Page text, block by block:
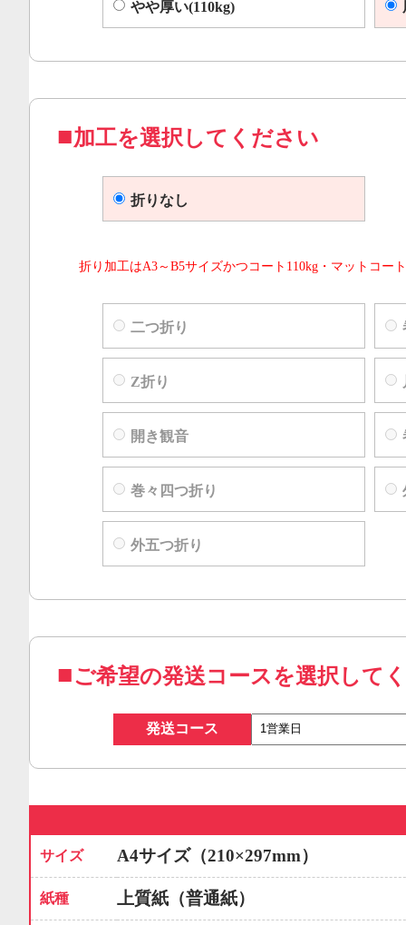
やや厚い(110kg)
加工を選択してください
折りなし
折り加工はA3～B5サイズかつコート110kg・マットコー
二つ折り
Z折り
開き観音
巻々四つ折り
外五つ折り
ご希望の発送コースを選択して
発送コース
サイズ A4サイズ（210×297mm）
紙種 上質紙（普通紙）